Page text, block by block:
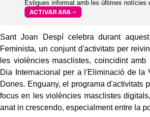
Estigues informat amb les últimes notícies
ACTIVAR ARA
Sant Joan Despí celebra durant
Feminista, un conjunt d'activitats per
les violències masclistes, coincidint
Dia Internacional per a l'Eliminació de la
Dones. Enguany, el programa d'activitats
focus en les violències masclistes
anat in crescendo, especialment entre la